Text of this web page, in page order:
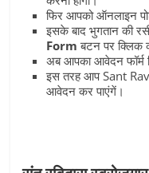
फिर आपको ऑनलाइन
इसके बाद भुगतान की
Form बटन पर क्लिक
अब आपका आवेदन फॉर्म
इस तरह आप Sant
आवेदन कर पाएंगें।